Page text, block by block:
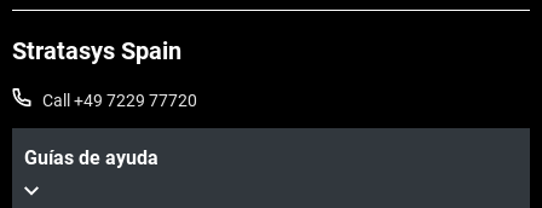
Stratasys Spain
Call +49 7229 77720
Guías de ayuda